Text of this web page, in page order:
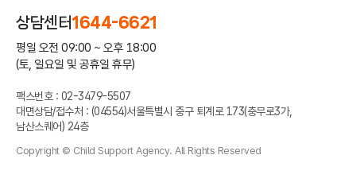
상담센터1644-6621
평일 오전 09:00 ~ 오후 18:00
(토, 일요일 및 공휴일 휴무)
대면상담/접수처 : (04554)서울특별시 중구 퇴계로 173(충무로3가,
남산스퀘어) 24층
팩스번호 : 02-3479-5507
Copyright © Child Support Agency. All Rights Reserved